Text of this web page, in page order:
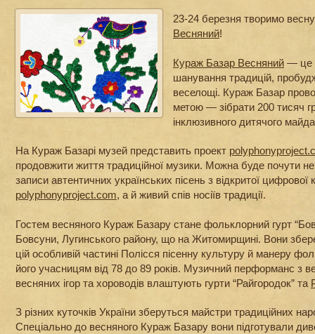
23-24 березня творимо
Весняний!
Кураж Базар Весняний — це
шанування традицій,
веселощі. Кураж Базар
метою — зібрати 200 тисяч
інклюзивного дитячого
На Кураж Базарі музей представить проект
продовжити життя традиційної музики. Можна буде почути не
записи автентичних українських пісень з відкритої цифрової
polyphonyproject.com, а й живий спів носіїв традиції.
Гостем весняного Кураж Базару стане фольклорний гурт
Бовсуни, Лугинського району, що на Житомирщині. Вони
цій особливій частині Полісся пісенну культуру й манеру
його учасницям від 78 до 89 років. Музичний перформанс з
весняних ігор та хороводів влаштують гурти “Райгородок” та
З різних куточків України зберуться майстри традиційних
Спеціально до весняного Кураж Базару вони підготували